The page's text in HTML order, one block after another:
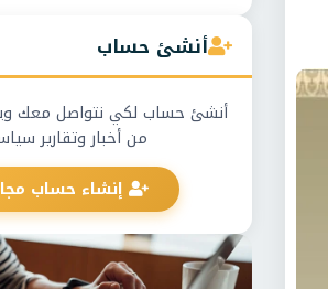
أنشئ حساب
أنشئ حساب لكي نتواصل معك
من أخبار وتقارير
إنشاء حساب